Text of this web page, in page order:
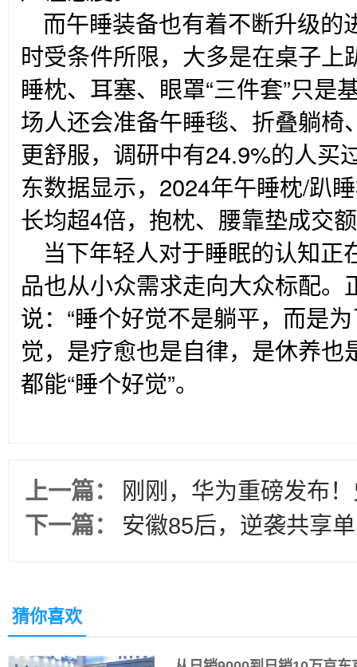
而午睡装备也有着不断升级的
时受条件所限，大多是在桌子
睡枕、耳塞、眼罩“三件套”只是
场人还会准备午睡毯、折叠躺椅
更舒服，调研中有24.9%的人买
东数据显示，2024年午睡枕/趴
长均超4倍，抱枕、腰靠垫成交
当下年轻人对于睡眠的认知正
品也从小众需求走向大众标配
说：“睡个好觉不是躺平，而是
觉，是疗愈也是自律，是休养
都能“睡个好觉”。
上一篇：
刚刚，华为重磅发布
下一篇：
安徽85后，逆袭共享
猜你喜欢